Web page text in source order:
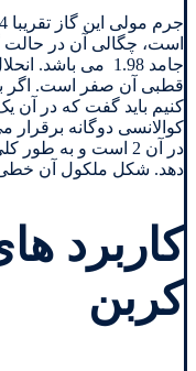
قطبی آن صفر است. اگر
کنیم باید گفت که در آن
کوالانسی دوگانه برقرار
در آن 2 است و به
دهد. شکل ملکول آن
کاربرد
کربن